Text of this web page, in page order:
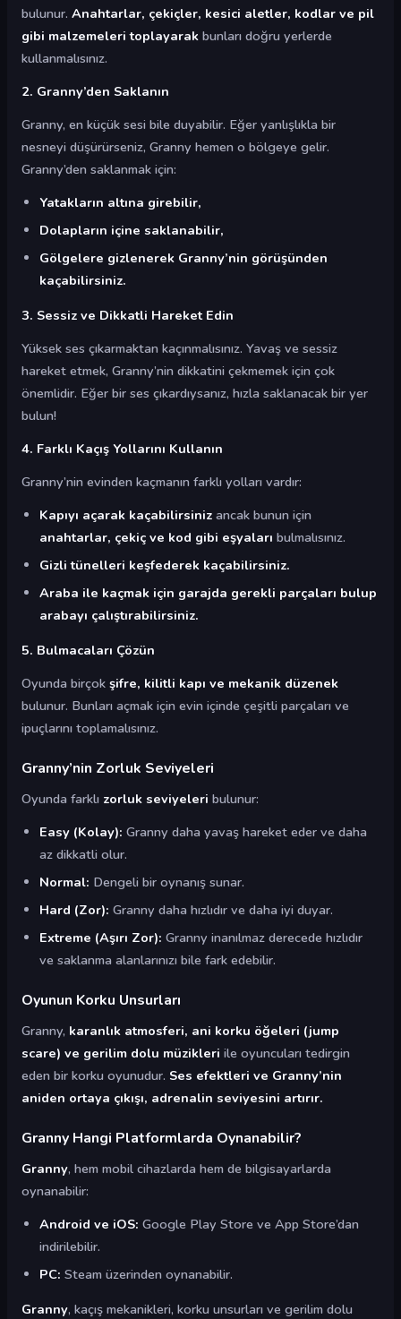
bulunur. Anahtarlar, çekiçler, kesici aletler, kodlar ve pil
gibi malzemeleri toplayarak bunları doğru yerlerde
kullanmalısınız.
2. Granny’den Saklanın
Granny, en küçük sesi bile duyabilir. Eğer yanlışlıkla bir
nesneyi düşürürseniz, Granny hemen o bölgeye gelir.
Granny’den saklanmak için:
Yatakların altına girebilir,
Dolapların içine saklanabilir,
Gölgelere gizlenerek Granny’nin görüşünden
kaçabilirsiniz.
3. Sessiz ve Dikkatli Hareket Edin
Yüksek ses çıkarmaktan kaçınmalısınız. Yavaş ve sessiz
hareket etmek, Granny’nin dikkatini çekmemek için çok
önemlidir. Eğer bir ses çıkardıysanız, hızla saklanacak bir yer
bulun!
4. Farklı Kaçış Yollarını Kullanın
Granny’nin evinden kaçmanın farklı yolları vardır:
Kapıyı açarak kaçabilirsiniz ancak bunun için
anahtarlar, çekiç ve kod gibi eşyaları bulmalısınız.
Gizli tünelleri keşfederek kaçabilirsiniz.
Araba ile kaçmak için garajda gerekli parçaları bulup
arabayı çalıştırabilirsiniz.
5. Bulmacaları Çözün
Oyunda birçok şifre, kilitli kapı ve mekanik düzenek
bulunur. Bunları açmak için evin içinde çeşitli parçaları ve
ipuçlarını toplamalısınız.
Granny’nin Zorluk Seviyeleri
Oyunda farklı zorluk seviyeleri bulunur:
Easy (Kolay): Granny daha yavaş hareket eder ve daha
az dikkatli olur.
Normal: Dengeli bir oynanış sunar.
Hard (Zor): Granny daha hızlıdır ve daha iyi duyar.
Extreme (Aşırı Zor): Granny inanılmaz derecede hızlıdır
ve saklanma alanlarınızı bile fark edebilir.
Oyunun Korku Unsurları
Granny, karanlık atmosferi, ani korku öğeleri (jump
scare) ve gerilim dolu müzikleri ile oyuncuları tedirgin
eden bir korku oyunudur. Ses efektleri ve Granny’nin
aniden ortaya çıkışı, adrenalin seviyesini artırır.
Granny Hangi Platformlarda Oynanabilir?
Granny, hem mobil cihazlarda hem de bilgisayarlarda
oynanabilir:
Android ve iOS: Google Play Store ve App Store’dan
indirilebilir.
PC: Steam üzerinden oynanabilir.
Granny, kaçış mekanikleri, korku unsurları ve gerilim dolu